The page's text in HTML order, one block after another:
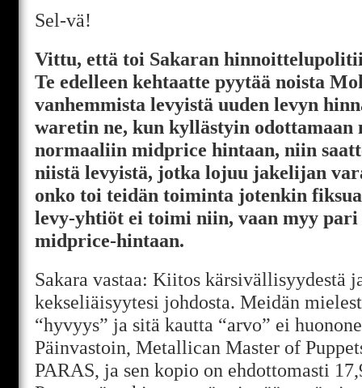
Sel-vä!
Vittu, että toi Sakaran
Te edelleen kehtaatte pyytää noista
vanhemmista levyistä uuden levyn
waretin ne, kun kyllästyin odottamaan
normaaliin midprice hintaan, niin
niistä levyistä, jotka lojuu jakelijan
onko toi teidän toiminta jotenkin
levy-yhtiöt ei toimi niin, vaan myy
midprice-hintaan.
Sakara vastaa: Kiitos kärsivällisyydestä
kekseliäisyytesi johdosta. Meidän
“hyvyys” ja sitä kautta “arvo” ei
Päinvastoin, Metallican Master of
PARAS, ja sen kopio on ehdottomasti